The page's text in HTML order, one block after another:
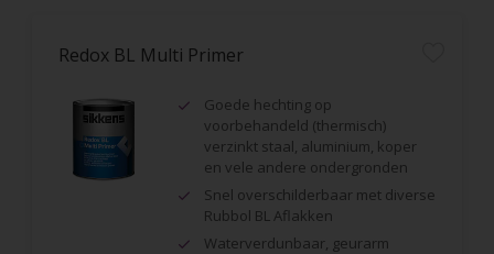
Redox BL Multi Primer
Goede hechting op
voorbehandeld (thermisch)
verzinkt staal, aluminium, koper
en vele andere ondergronden
Snel overschilderbaar met diverse
Rubbol BL Aflakken
Waterverdunbaar, geurarm